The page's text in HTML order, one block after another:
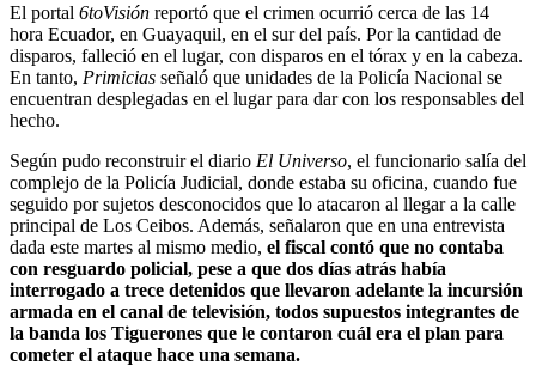
El portal 6toVisión reportó que el crimen ocurrió cerca de las 14
hora Ecuador, en Guayaquil, en el sur del país. Por la cantidad de
disparos, falleció en el lugar, con disparos en el tórax y en la cabeza.
En tanto, Primicias señaló que unidades de la Policía Nacional se
encuentran desplegadas en el lugar para dar con los responsables del
hecho.
Según pudo reconstruir el diario El Universo, el funcionario salía del
complejo de la Policía Judicial, donde estaba su oficina, cuando fue
seguido por sujetos desconocidos que lo atacaron al llegar a la calle
principal de Los Ceibos. Además, señalaron que en una entrevista
dada este martes al mismo medio, el fiscal contó que no contaba
con resguardo policial, pese a que dos días atrás había
interrogado a trece detenidos que llevaron adelante la incursión
armada en el canal de televisión, todos supuestos integrantes de
la banda los Tiguerones que le contaron cuál era el plan para
cometer el ataque hace una semana.